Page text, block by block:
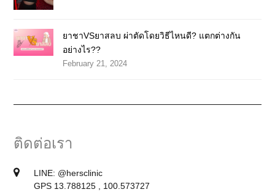
ยาชาVSยาสลบ ผ่าตัดโดยวิธีไหนดี? แตกต่างกัน
อย่างไร??
February 21, 2024
ติดต่อเรา
LINE: @hersclinic
GPS 13.788125 , 100.573727